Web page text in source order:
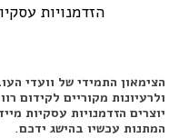
הזדמנויות
הצימאון התמידי של וועדי
ולרעיונות מקוריים לקידום
יוצרים הזדמנויות עסקיות
המתנות עכשיו בהישג ידכם.